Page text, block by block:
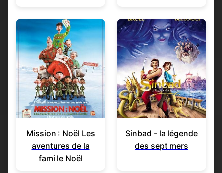
Mission : Noël Les
aventures de la
famille Noël
Sinbad - la légende
des sept mers